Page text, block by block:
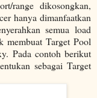
range dikosongkan,
hanya dimanfaatkan
semua load
membuat Target Pool
Pada contoh berikut
sebagai Target